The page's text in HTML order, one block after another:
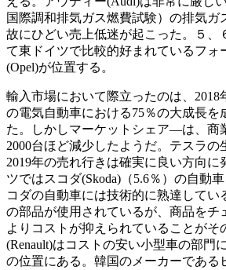
国際調和排気ガス燃費試験）の排気ガ
故にひどい売上低迷が起こった。５、
て東ドイツで比較的好まれているフォ
(Opel)が位置する。
輸入市場において際立ったのは、2018
の電気自動車における75％の大成長を
た。しかしマーケットシェア―は、商
2000台ほど減少したようだ。テスラの
2019年の売れ行きは確実に良い方向に
ツではスコダ(Skoda)（5.6％）の自動
コダの自動車には技術的に熟達してい
の部品が使用されているが、商品をチ
よりコストが抑えられていることがそ
(Renault)はコストの安い小型車の部門
の位置にある。韓国のメーカーである